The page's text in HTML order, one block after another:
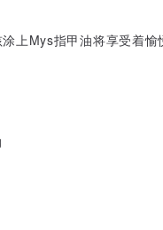
上Mys指甲油将享受着愉